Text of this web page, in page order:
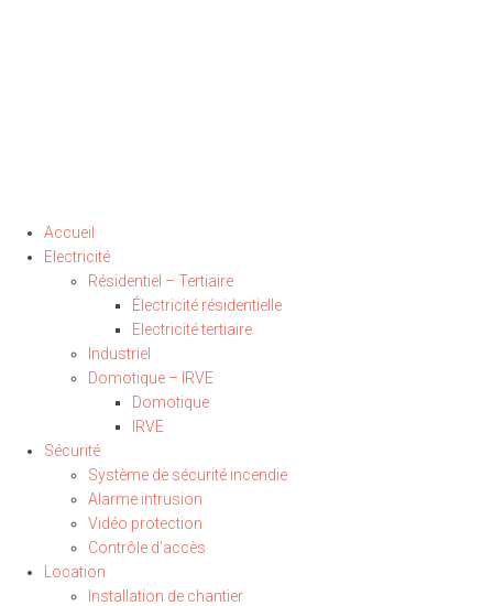
Accueil
Electricité
Résidentiel – Tertiaire
Électricité résidentielle
Electricité tertiaire
Industriel
Domotique – IRVE
Domotique
IRVE
Sécurité
Système de sécurité incendie
Alarme intrusion
Vidéo protection
Contrôle d’accès
Location
Installation de chantier